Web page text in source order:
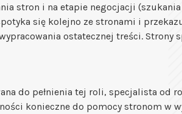
stron i na etapie negocjacji
się kolejno ze stronami i
ostatecznej treści. Strony
do pełnienia tej roli, specjalista od
konieczne do pomocy stronom w